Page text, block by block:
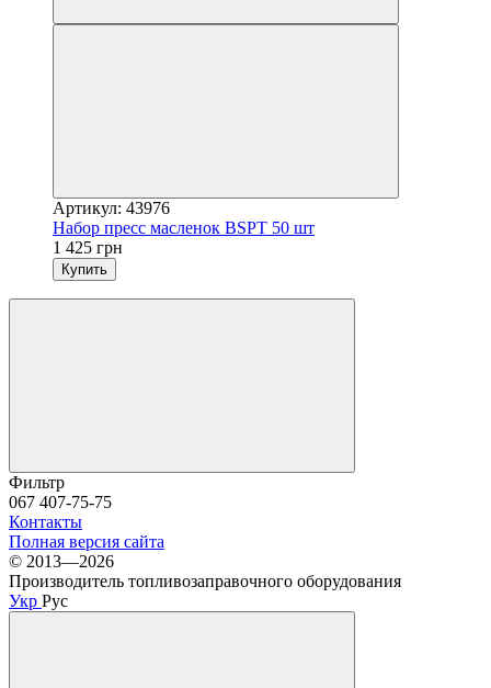
Артикул: 43976
Набор пресс масленок BSPT 50 шт
1 425 грн
Купить
Фильтр
067 407-75-75
Контакты
Полная версия сайта
© 2013—2026
Производитель топливозаправочного оборудования
Укр Рус